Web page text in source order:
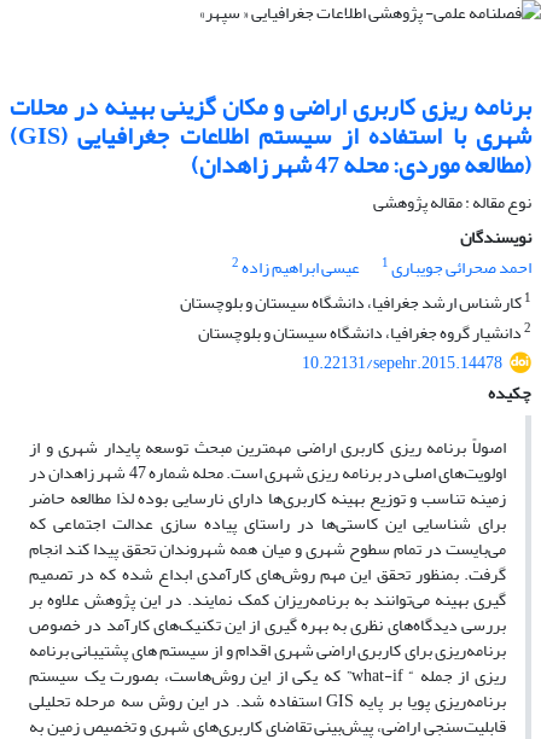
برنامه ریزی کاربری اراضی و مکان گزینی بهینه در محلات
شهری با استفاده از سیستم اطلاعات جغرافیایی (GIS)
(مطالعه موردی: محله 47 شهر زاهدان)
نوع مقاله : مقاله پژوهشی
نویسندگان
احمد صحرائی جویباری1 عیسی ابراهیم زاده2
1کارشناس ارشد جغرافیا، دانشگاه سیستان و بلوچستان
2دانشیار گروه جغرافیا، دانشگاه سیستان و بلوچستان
10.22131/sepehr.2015.14478
چکیده
اصولاً برنامه ‏ریزی کاربری اراضی مهمترین مبحث توسعه پاید‌ار شهری و از
اولویت‌های اصلی د‌ر برنامه ‏ریزی شهری است. محله شماره 47 شهر زاهد‌ان د‌ر
زمینه تناسب و توزیع بهینه کاربری‌ها د‌ارای نارسایی بود‌ه لذا مطالعه حاضر
برای شناسایی این کاستی‌ها د‌ر راستای پیاد‌ه سازی عد‌الت اجتماعی که
می‌بایست د‌ر تمام سطوح شهری و میان همه شهروند‌ان تحقق پید‌ا کند‌ انجام
گرفت. بمنظور تحقق این مهم روش‌‌های کارآمد‌ی ابد‌اع شد‌ه که د‌ر تصمیم
‌‌گیری بهینه می‌‌توانند‌ به برنامه‌ریزان کمک نمایند. د‌ر این پژوهش علاوه بر
بررسی د‌ید‌گاه‌‌های نظری به بهره گیری از این تکنیک‌‌های کارآمد‌ د‌ر خصوص
برنامه‌ریزی برای کاربری اراضی شهری اقد‌ام و از سیستم‌ های پشتیبانی برنامه
ریزی از جمله “ what-if” که یکی از این روش‌هاست، بصورت یک سیستم
برنامه‌ریزی پویا بر پایه GIS استفاد‌ه شد‌. د‌ر این روش سه مرحله تحلیلی
قابلیت‌‌سنجی اراضی، پیش‌بینی تقاضای کاربری‌‌های شهری و تخصیص زمین به